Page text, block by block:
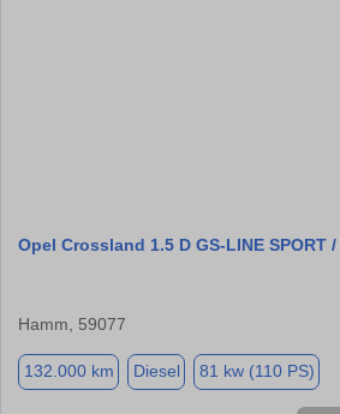
Opel Crossland 1.5 D GS-LINE SPORT
Hamm, 59077
132.000 km Diesel 81 kw (110 PS)